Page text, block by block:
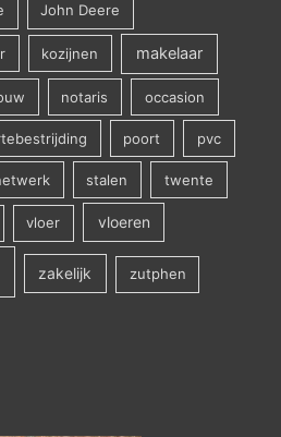
John Deere
kozijnen makelaar
notaris occasion
poort pvc
stalen twente
vloer vloeren
zakelijk zutphen